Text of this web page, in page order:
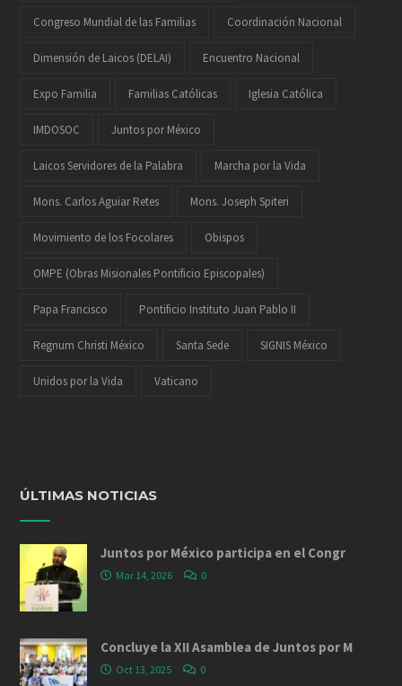
Congreso Mundial de las Familias Coordinación Nacional
Dimensión de Laicos (DELAI) Encuentro Nacional
Expo Familia Familias Católicas Iglesia Católica
IMDOSOC Juntos por México
Laicos Servidores de la Palabra Marcha por la Vida
Mons. Carlos Aguiar Retes Mons. Joseph Spiteri
Movimiento de los Focolares Obispos
OMPE (Obras Misionales Pontificio Episcopales)
Papa Francisco Pontificio Instituto Juan Pablo II
Regnum Christi México Santa Sede SIGNIS México
Unidos por la Vida Vaticano
ÚLTIMAS NOTICIAS
Juntos por México participa en el Congr
Mar 14, 2026 0
Concluye la XII Asamblea de Juntos por M
Oct 13, 2025 0